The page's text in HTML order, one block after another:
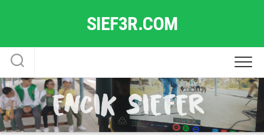
SIEF3R.COM